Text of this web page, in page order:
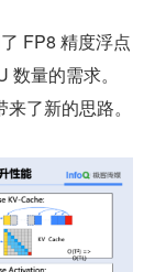
FP8 精度浮点
量的需求。
了新的思路。